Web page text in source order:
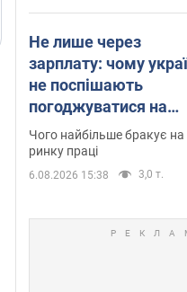
Не лише через
зарплату: чому
не поспішають
погоджуватися на
вакансії
Чого найбільше бракує на
ринку праці
6.08.2026 15:38 3,0 т.